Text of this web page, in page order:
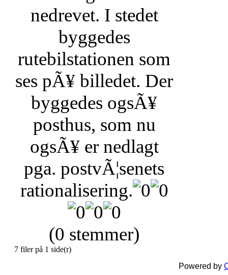
nedrevet. I stedet
byggedes
rutebilstationen som
ses pÃ¥ billedet. Der
byggedes ogsÃ¥
posthus, som nu
ogsÃ¥ er nedlagt
pga. postvÃ¦senets
rationalisering.
(0 stemmer)
7 filer på 1 side(r)
Powered by